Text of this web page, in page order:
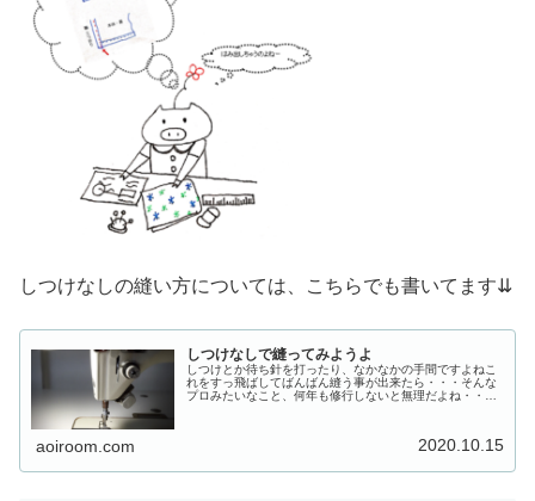
しつけなしの縫い方については、こちらでも書いてます⇊
しつけなしで縫ってみようよ
しつけとか待ち針を打ったり、なかなかの手間ですよねこ
れをすっ飛ばしてばんばん縫う事が出来たら・・・そんな
プロみたいなこと、何年も修行しないと無理だよね・・・
aoiroom.com 2020.10.15